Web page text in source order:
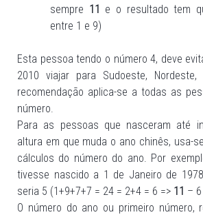
sempre 11 e o resultado tem
entre 1 e 9)
Esta pessoa tendo o número 4, deve
2010 viajar para Sudoeste,
recomendação aplica-se a todas as
número.
Para as pessoas que nasceram até
altura em que muda o ano chinês, usa-
cálculos do número do ano. Por
tivesse nascido a 1 de Janeiro de
seria 5 (1+9+7+7 = 24 = 2+4 = 6 => 11 –
O número do ano ou primeiro número,